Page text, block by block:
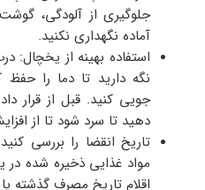
جلوگیری از آلودگی،
آماده نگهداری نکنید.
استفاده بهینه از یخچال:
نگه دارید تا دما را
جویی کنید. قبل از قرار
دهید تا سرد شود تا از
تاریخ انقضا را بررسی
مواد غذایی ذخیره شده در
اقلام تاریخ مصرف گذشته